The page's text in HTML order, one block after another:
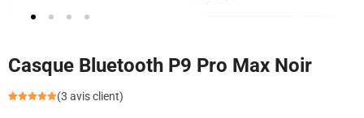
Casque Bluetooth P9 Pro Max Noir
(3 avis client)